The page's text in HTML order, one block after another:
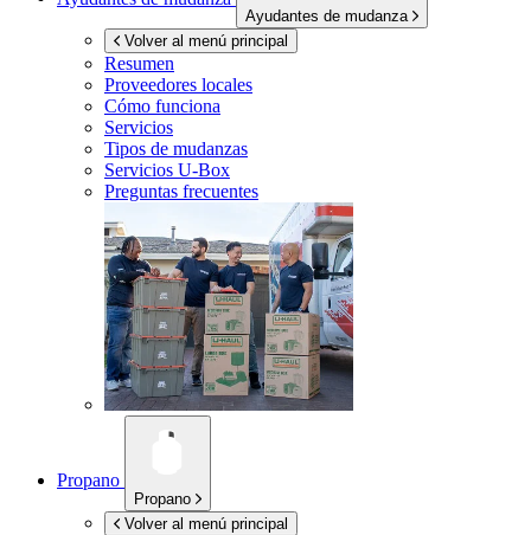
Ayudantes de mudanza
Volver al menú principal
Resumen
Proveedores locales
Cómo funciona
Servicios
Tipos de mudanzas
Servicios U-Box
Preguntas frecuentes
Propano
Propano
Volver al menú principal